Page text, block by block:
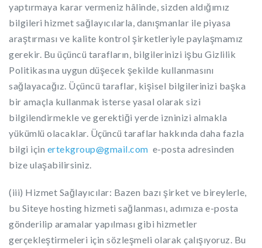
yaptırmaya karar vermeniz hâlinde, sizden aldığımız
bilgileri hizmet sağlayıcılarla, danışmanlar ile piyasa
araştırması ve kalite kontrol şirketleriyle paylaşmamız
gerekir. Bu üçüncü tarafların, bilgilerinizi işbu Gizlilik
Politikasına uygun düşecek şekilde kullanmasını
sağlayacağız. Üçüncü taraflar, kişisel bilgilerinizi başka
bir amaçla kullanmak isterse yasal olarak sizi
bilgilendirmekle ve gerektiği yerde izninizi almakla
yükümlü olacaklar. Üçüncü taraflar hakkında daha fazla
bilgi için ertekgroup@gmail.com e-posta adresinden
bize ulaşabilirsiniz.
(iii) Hizmet Sağlayıcılar: Bazen bazı şirket ve bireylerle,
bu Siteye hosting hizmeti sağlanması, adımıza e-posta
gönderilip aramalar yapılması gibi hizmetler
gerçekleştirmeleri için sözleşmeli olarak çalışıyoruz. Bu